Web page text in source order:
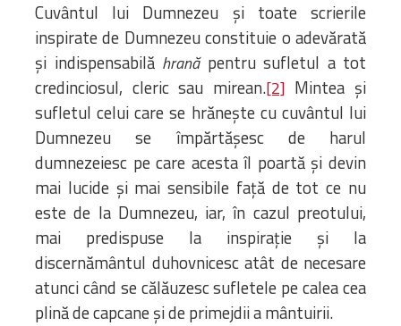
Cuvântul lui Dumnezeu și toate scrierile
inspirate de Dumnezeu constituie o adevărată
și indispensabilă hranăpentru sufletul a tot
credinciosul, cleric sau mirean.[2] Mintea și
sufletul celui care se hrănește cu cuvântul lui
Dumnezeu se împărtășesc de harul
dumnezeiesc pe care acesta îl poartă și devin
mai lucide și mai sensibile față de tot ce nu
este de la Dumnezeu, iar, în cazul preotului,
mai predispuse la inspirație și la
discernământul duhovnicesc atât de necesare
atunci când se călăuzesc sufletele pe calea cea
plină de capcane și de primejdii a mântuirii.